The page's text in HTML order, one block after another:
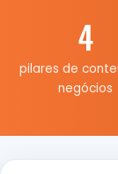
4
pilares de
negócios